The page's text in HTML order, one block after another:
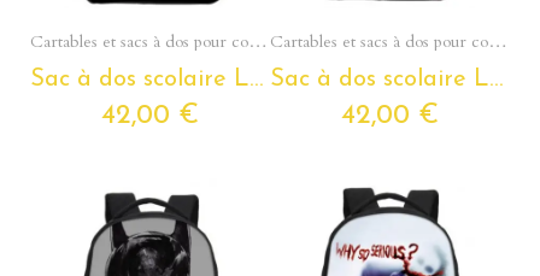
Aperçu rapide Cartables et sacs à dos pour collégiens et lycéens - Section Ados
Sac à dos scolaire LE JOKER pour ados et étudiants
42,00 €
Aperçu rapide Cartables et sacs à dos pour collégiens et lycéens - Section Ados
Sac à dos scolaire LE JOKER pour ados et étudiants
42,00 €